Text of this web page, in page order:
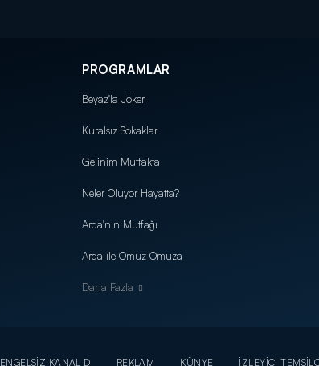
PROGRAMLAR
Beyaz'la Joker
Kuralsız Sokaklar
Gelinim Mutfakta
Neler Oluyor Hayatta?
Arda'nın Mutfağı
Arda ile Omuz Omuza
Daha Fazla
ENGELSİZ KANAL D REKLAM KÜNYE İZLEYİCİ